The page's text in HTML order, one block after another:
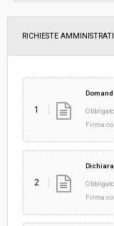
RICHIESTE
1
Firma
2
Firma